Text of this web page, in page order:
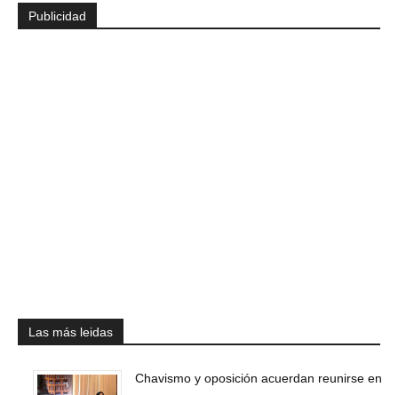
Publicidad
Las más leidas
Chavismo y oposición acuerdan reunirse en